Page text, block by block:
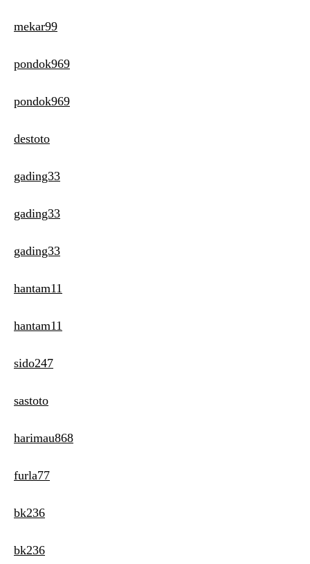
mekar99
pondok969
pondok969
destoto
gading33
gading33
gading33
hantam11
hantam11
sido247
sastoto
harimau868
furla77
bk236
bk236